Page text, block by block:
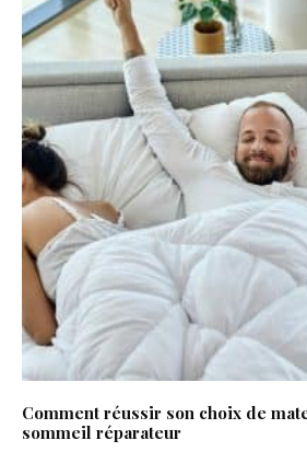
Comment réussir son choix de
sommeil réparateur